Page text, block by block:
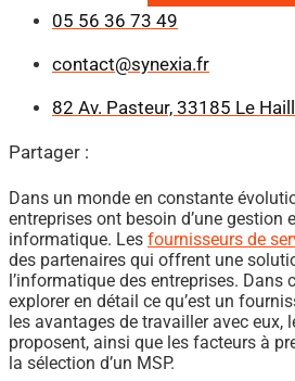
05 56 36 73 49
contact@synexia.fr
82 Av. Pasteur, 33185 Le
Partager :
Dans un monde en constante
entreprises ont besoin d’une gestion
informatique. Les fournisseurs de
des partenaires qui offrent une
l’informatique des entreprises. Dans
explorer en détail ce qu’est un
les avantages de travailler avec eux,
proposent, ainsi que les facteurs à
la sélection d’un MSP.